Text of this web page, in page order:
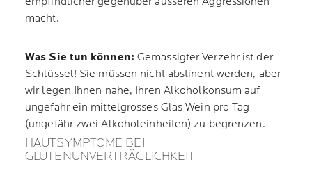
macht.
Was Sie tun können: Gemässigter Verzehr ist der
Schlüssel! Sie müssen nicht abstinent werden, aber
wir legen Ihnen nahe, Ihren Alkoholkonsum auf
ungefähr ein mittelgrosses Glas Wein pro Tag
(ungefähr zwei Alkoholeinheiten) zu begrenzen.
HAUTSYMPTOME BEI
GLUTENUNVERTRÄGLICHKEIT